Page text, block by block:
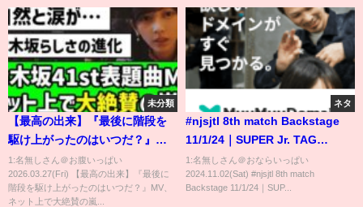
未分類
【最高の出来】『最後に階段を
駆け上がったのはいつだ？』
MV、ネット上で大絶賛の嵐！！
【乃木坂46】【最駆け】【池田
瑛紗】
1:名無しさん＠お腹いっぱい
2026.03.27(Fri) 【最高の出来】『最後に
階段を駆け上がったのはいつだ？』MV、
ネット上で大絶賛の嵐...
ネタ
#njsjtl 8th match Backstage
11/1/24｜SUPER Jr. TAG
LEAGUE 2024 第8試合
Backstage
1:名無しさん＠おならいっぱい
2024.11.02(Sat) #njsjtl 8th match
Backstage 11/1/24｜SUP...